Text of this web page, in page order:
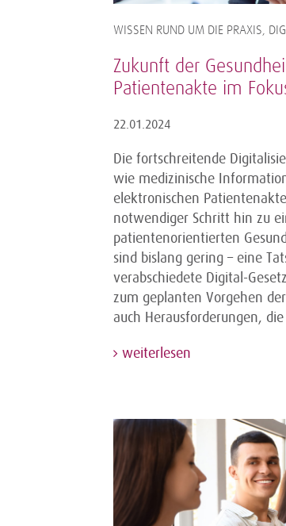
WISSEN RUND UM DIE PRAXIS,
Zukunft der
Patientenakte im
22.01.2024
Die fortschreitende
wie medizinische
elektronischen
notwendiger Schritt hin zu
patientenorientierten
sind bislang gering – eine
verabschiedete Digital-
zum geplanten Vorgehen
auch Herausforderungen,
weiterlesen